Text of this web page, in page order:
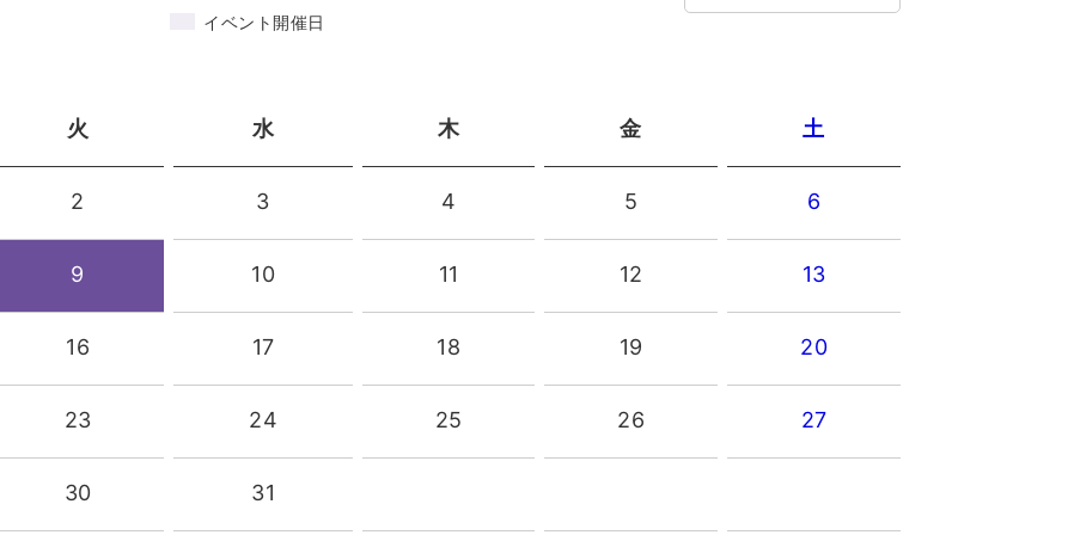
イベント開催日
火 水 木 金 土
2 3 4 5 6
9 10 11 12 13
16 17 18 19 20
23 24 25 26 27
30 31